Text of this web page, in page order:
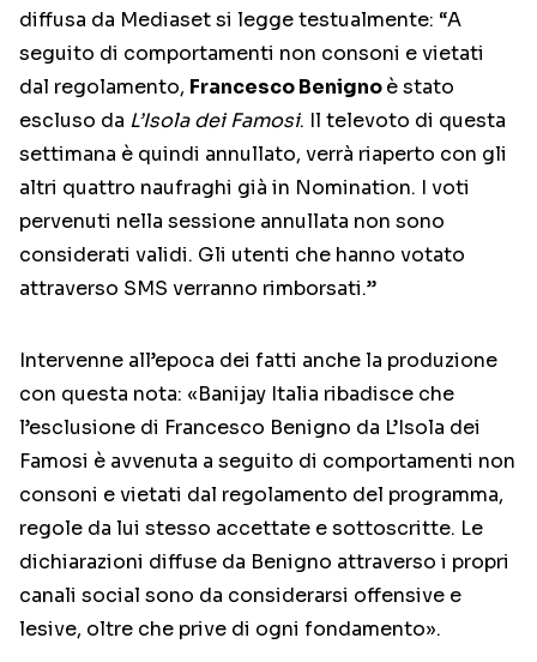
diffusa da Mediaset si legge testualmente: “A
seguito di comportamenti non consoni e vietati
dal regolamento, Francesco Benignoè stato
escluso da L’Isola dei Famosi. Il televoto di questa
settimana è quindi annullato, verrà riaperto con gli
altri quattro naufraghi già in Nomination. I voti
pervenuti nella sessione annullata non sono
considerati validi. Gli utenti che hanno votato
attraverso SMS verranno rimborsati.”
Intervenne all’epoca dei fatti anche la produzione
con questa nota: «Banijay Italia ribadisce che
l’esclusione di Francesco Benigno da L’Isola dei
Famosi è avvenuta a seguito di comportamenti non
consoni e vietati dal regolamento del programma,
regole da lui stesso accettate e sottoscritte. Le
dichiarazioni diffuse da Benigno attraverso i propri
canali social sono da considerarsi offensive e
lesive, oltre che prive di ogni fondamento».